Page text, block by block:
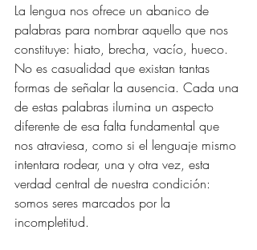
La lengua nos ofrece un abanico de
palabras para nombrar aquello que nos
constituye: hiato, brecha, vacío, hueco.
No es casualidad que existan tantas
formas de señalar la ausencia. Cada una
de estas palabras ilumina un aspecto
diferente de esa falta fundamental que
nos atraviesa, como si el lenguaje mismo
intentara rodear, una y otra vez, esta
verdad central de nuestra condición:
somos seres marcados por la
incompletitud.